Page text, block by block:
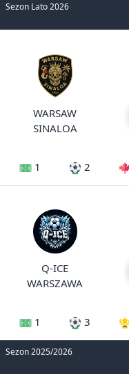
Sezon Lato 2026
WARSAW
SINALOA
1 2
Q-ICE
WARSZAWA
1 3
Sezon 2025/2026